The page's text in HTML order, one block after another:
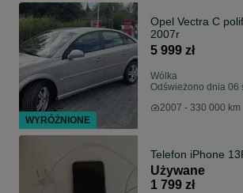
Opel Vectra C
2007r
5 999 zł
Wólka
Odświeżono dnia 06
2007 - 330 000 km
Telefon iPhone
Używane
1 799 zł
WYRÓŻNIONE